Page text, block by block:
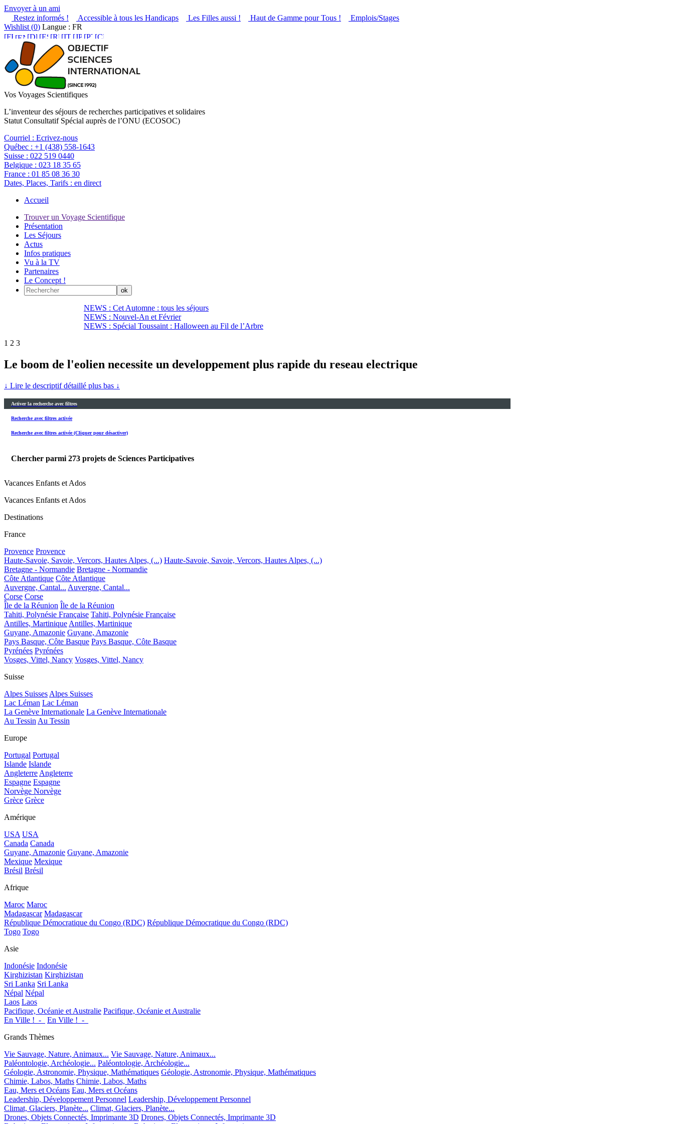
Envoyer à un ami
Restez informés !
Accessible à tous les Handicaps Les Filles aussi ! Haut de Gamme pour Tous !
Emplois/Stages
Wishlist (0) Langue : FR
Vos Voyages Scientifiques
L’inventeur des séjours de recherches participatives et solidaires
Statut Consultatif Spécial auprès de l’ONU (ECOSOC)
Courriel : Ecrivez-nous
Québec : +1 (438) 558-1643
Suisse : 022 519 0440
Belgique : 023 18 35 65
France : 01 85 08 36 30
Dates, Places, Tarifs : en direct
Accueil
Trouver un Voyage Scientifique
Présentation
Les Séjours
Actus
Infos pratiques
Vu à la TV
Partenaires
Le Concept !
NEWS : Cet Automne : tous les séjours
NEWS : Nouvel-An et Février
NEWS : Spécial Toussaint : Halloween au Fil de l’Arbre
1 2 3
Le boom de l'eolien necessite un developpement plus rapide du reseau electrique
↓ Lire le descriptif détaillé plus bas ↓
Activer la recherche avec filtres
Recherche avec filtres activée
Recherche avec filtres activée (Cliquer pour désactiver)
Chercher parmi 273 projets de Sciences Participatives
Vacances Enfants et Ados
Vacances Enfants et Ados
Destinations
France
Provence Provence
Haute-Savoie, Savoie, Vercors, Hautes Alpes, (...) Haute-Savoie, Savoie, Vercors, Hautes Alpes, (...)
Bretagne - Normandie Bretagne - Normandie
Côte Atlantique Côte Atlantique
Auvergne, Cantal... Auvergne, Cantal...
Corse Corse
Île de la Réunion Île de la Réunion
Tahiti, Polynésie Française Tahiti, Polynésie Française
Antilles, Martinique Antilles, Martinique
Guyane, Amazonie Guyane, Amazonie
Pays Basque, Côte Basque Pays Basque, Côte Basque
Pyrénées Pyrénées
Vosges, Vittel, Nancy Vosges, Vittel, Nancy
Suisse
Alpes Suisses Alpes Suisses
Lac Léman Lac Léman
La Genève Internationale La Genève Internationale
Au Tessin Au Tessin
Europe
Portugal Portugal
Islande Islande
Angleterre Angleterre
Espagne Espagne
Norvège Norvège
Grèce Grèce
Amérique
USA USA
Canada Canada
Guyane, Amazonie Guyane, Amazonie
Mexique Mexique
Brésil Brésil
Afrique
Maroc Maroc
Madagascar Madagascar
République Démocratique du Congo (RDC) République Démocratique du Congo (RDC)
Togo Togo
Asie
Indonésie Indonésie
Kirghizistan Kirghizistan
Sri Lanka Sri Lanka
Népal Népal
Laos Laos
Pacifique, Océanie et Australie Pacifique, Océanie et Australie
En Ville !_-_
En Ville !_-_
Grands Thèmes
Vie Sauvage, Nature, Animaux... Vie Sauvage, Nature, Animaux...
Paléontologie, Archéologie... Paléontologie, Archéologie...
Géologie, Astronomie, Physique, Mathématiques Géologie, Astronomie, Physique, Mathématiques
Chimie, Labos, Maths Chimie, Labos, Maths
Eau, Mers et Océans Eau, Mers et Océans
Leadership, Développement Personnel Leadership, Développement Personnel
Climat, Glaciers, Planète... Climat, Glaciers, Planète...
Drones, Objets Connectés, Imprimante 3D Drones, Objets Connectés, Imprimante 3D